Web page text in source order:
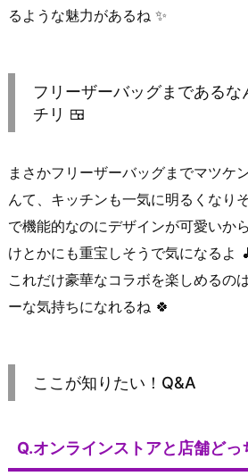
るような魅力があるね ✨
フリーザーバッグまであるな
チリ 🍱
まさかフリーザーバッグまでマツケ
んて、キッチンも一気に明るくなり
で機能的なのにデザインが可愛いか
けとかにも重宝しそうで気になるよ
これだけ豪華なコラボを楽しめるの
ーな気持ちになれるね 🍀
ここが知りたい！Q&A
Q.オンラインストアと店舗どっ